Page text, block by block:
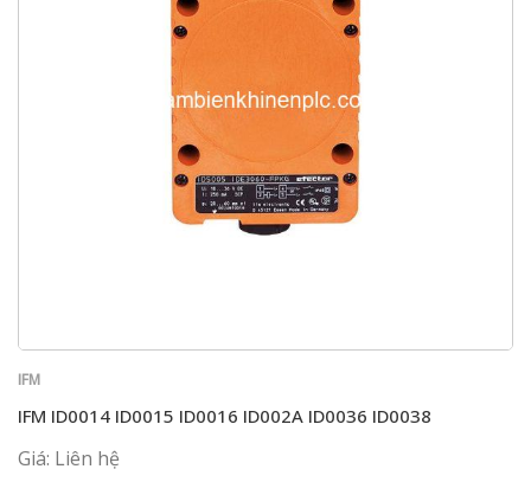
IFM
IFM ID0014 ID0015 ID0016 ID002A ID0036 ID0038
Giá: Liên hệ